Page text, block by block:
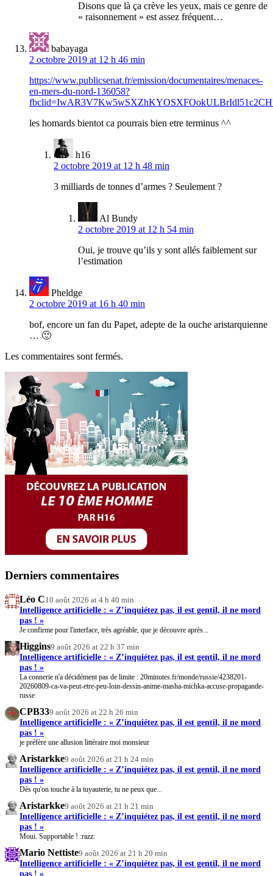
Disons que là ça crève les yeux, mais ce genre de
« raisonnement » est assez fréquent…
babayaga
2 octobre 2019 at 12 h 46 min
https://www.publicsenat.fr/emission/documentaires/menaces-
en-mers-du-nord-136058?
les homards bientot ca pourrais bien etre terminus ^^
h16
2 octobre 2019 at 12 h 48 min
3 milliards de tonnes d’armes ? Seulement ?
Al Bundy
2 octobre 2019 at 12 h 54 min
Oui, je trouve qu’ils y sont allés faiblement sur
l’estimation
Pheldge
2 octobre 2019 at 16 h 40 min
bof, encore un fan du Papet, adepte de la ouche aristarquienne
… 🙂
Les commentaires sont fermés.
Derniers commentaires
Léo C10 août 2026 at 4 h 40 min
Intelligence artificielle : « Z’inquiétez pas, il est gentil, il ne mord
pas ! »
Je confirme pour l'interface, très agréable, que je découvre après...
Higgins9 août 2026 at 22 h 37 min
Intelligence artificielle : « Z’inquiétez pas, il est gentil, il ne mord
pas ! »
La connerie n'a décidément pas de limite : 20minutes.fr/monde/russie/4238201-
20260809-ca-va-peut-etre-peu-loin-dessin-anime-masha-michka-accuse-propagande-
russe
CPB339 août 2026 at 22 h 26 min
Intelligence artificielle : « Z’inquiétez pas, il est gentil, il ne mord
pas ! »
je préfère une allusion littéraire moi monsieur
Aristarkke9 août 2026 at 21 h 24 min
Intelligence artificielle : « Z’inquiétez pas, il est gentil, il ne mord
pas ! »
Dès qu'on touche à la tuyauterie, tu ne peux que...
Aristarkke9 août 2026 at 21 h 21 min
Intelligence artificielle : « Z’inquiétez pas, il est gentil, il ne mord
pas ! »
Moui. Supportable ! :razz:
Mario Nettiste9 août 2026 at 21 h 20 min
Intelligence artificielle : « Z’inquiétez pas, il est gentil, il ne mord
pas ! »